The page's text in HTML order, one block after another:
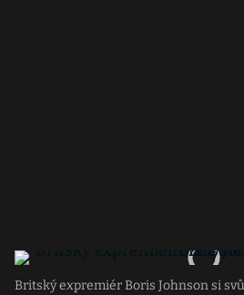
Britský expremiér Boris Johnson si